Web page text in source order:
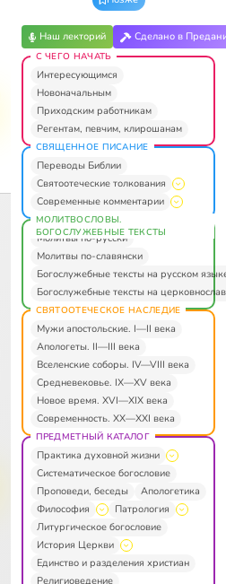
Наш лекторий Сделано в
С ЧЕГО НАЧАТЬ
Интересующимся
Новоначальным
Приходским работникам
Регентам, певчим, клирошанам
СВЯЩЕННОЕ ПИСАНИЕ
Переводы Библии
Святоотеческие толкования
Современные комментарии
МОЛИТВОСЛОВЫ.
БОГОСЛУЖЕБНЫЕ ТЕКСТЫ
Молитвы по-русски
Молитвы по-славянски
Богослужебные тексты на русском
Богослужебные тексты на
СВЯТООТЕЧЕСКОЕ НАСЛЕДИЕ
Мужи апостольские. I—II века
Апологеты. II—III века
Вселенские соборы. IV—VIII века
Средневековье. IX—XV века
Новое время. XVI—XIX века
Современность. XX—XXI века
ПРЕДМЕТНЫЙ КАТАЛОГ
Практика духовной жизни
Систематическое богословие
Проповеди, беседы
Апологетика
Философия
Патрология
Литургическое богословие
История Церкви
Единство и разделения христиан
Религиоведение